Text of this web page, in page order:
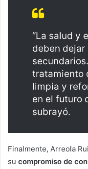
“La salud y
deben dejar
tratamiento
limpia y
en el futuro
subrayó.
Finalmente, Arreola
su compromiso de